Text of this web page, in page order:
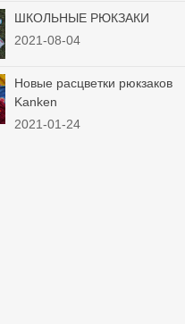
ШКОЛЬНЫЕ РЮКЗАКИ
2021-08-04
Новые расцветки рюкзаков
Kanken
2021-01-24